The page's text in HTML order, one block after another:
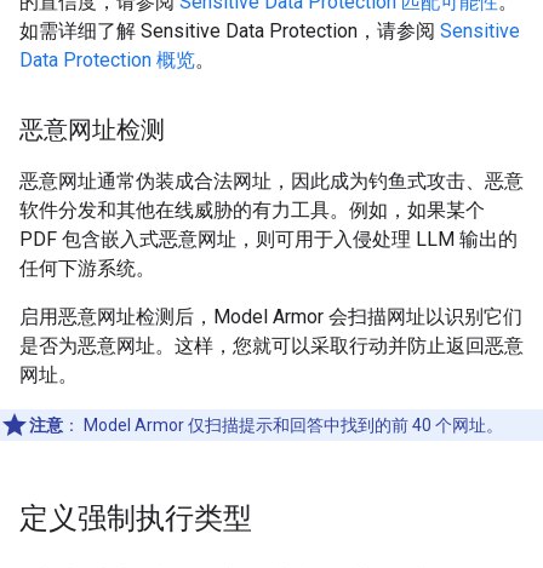
如需详细了解 Sensitive Data Protection，请参阅 Sensitive
Data Protection 概览。
恶意网址检测
恶意网址通常伪装成合法网址，因此成为钓鱼式攻击、恶意
软件分发和其他在线威胁的有力工具。例如，如果某个
PDF 包含嵌入式恶意网址，则可用于入侵处理 LLM 输出的
任何下游系统。
启用恶意网址检测后，Model Armor 会扫描网址以识别它们
是否为恶意网址。这样，您就可以采取行动并防止返回恶意
网址。
注意 ： Model Armor 仅扫描提示和回答中找到的前 40 个网址。
定义强制执行类型